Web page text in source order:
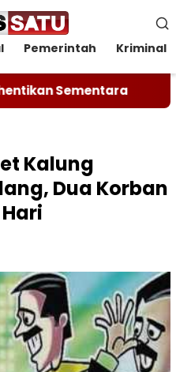
Pemerintah Kriminal
Kodam XIX
Kalung
Dua Korban